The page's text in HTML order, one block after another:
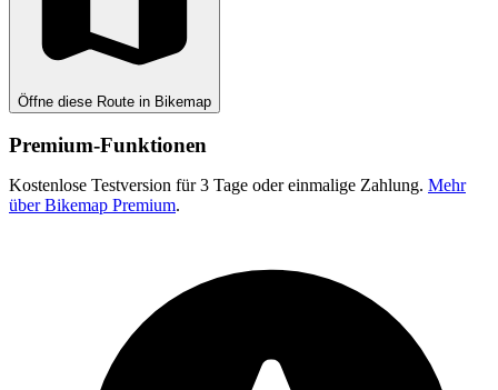
Öffne diese Route in Bikemap
Premium-Funktionen
Kostenlose Testversion für 3 Tage oder einmalige Zahlung. Mehr
über Bikemap Premium.